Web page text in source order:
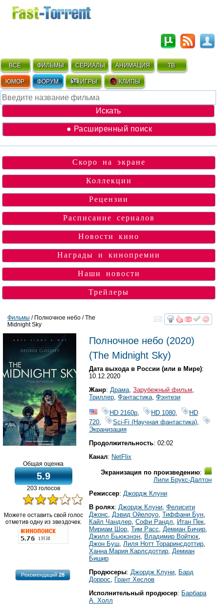
ВСЁ ФИЛЬМЫ СЕРИАЛЫ АНИМАЦИЯ ТВ
ЮМОР ФОРУМ ИГРЫ КЛИПЫ
● Расширенный поиск
Скоро на экране
Коллекции
Рецензии
Расписание сериалов
Новости кино
Награды и кинопремии
Наши новости
Трейлеры
смотреть
Фильмы / Полночное небо / The
Midnight Sky
Общая оценка
5.9
203 голосов
Можете оставить свой голос
отметив одну из звездочек.
Рекомендаций28
Полночное небо (2020)
(The Midnight Sky)
Дата выхода в России (или в Мире):
10.12.2020
Жанр: Драма Зарубежный фильм
Триллер Фантастика Фэнтези
HD 2160р HD 1080
HD
720
Sci-Fi (Научная фантастика)
Экранизация
Продолжительность: 02:02
Канал: NetFlix
Экранизация по произведению:
Лили Брукс-Далтон
Режиссер: Джордж Клуни
В ролях: Джордж Клуни Фелисити
Джонс
Дэвид Ойелоуо Тиффани Бун
Кайл Чандлер Софи Рандл Итан Пек
Мириам Шор Тим Расс Демиан Бичир
Джилл Бьюкэнэн
Владимир Войтюк
Джон Буш Лиля Нотт Тораринсдоттир
Ханна Мария Карлсдоттир Демиан
Бишир
Продюсеры: Джордж Клуни
Бард
Доррос
Грант Хеслов
Исполнительный продюсер: Барбара
А. Холл